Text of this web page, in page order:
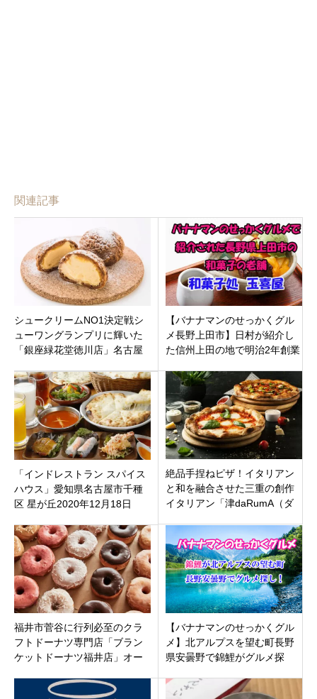
関連記事
シュークリームNO1決定戦シ
ューワングランプリに輝いた
「銀座緑花堂徳川店」名古屋
【バナナマンのせっかくグル
メ長野上田市】日村が紹介し
た信州上田の地で明治2年創業
喜屋」
「インドレストラン スパイス
ハウス」愛知県名古屋市千種
区 星が丘2020年12月18日
絶品手捏ねピザ！イタリアン
と和を融合させた三重の創作
イタリアン「津daRumA（ダ
福井市菅谷に行列必至のクラ
フトドーナツ専門店「ブラン
ケットドーナツ福井店」オー
クリームが最高
【バナナマンのせっかくグル
メ】北アルプスを望む町長野
県安曇野で錦鯉がグルメ探
定食